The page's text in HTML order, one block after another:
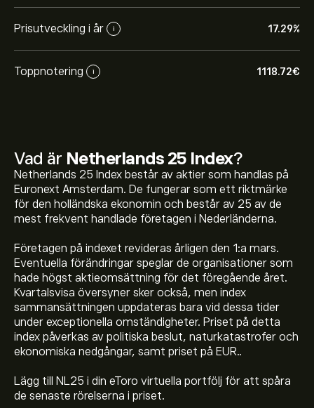
Prisutveckling i år i 17.29%
Toppnotering i 1118.72‎€‎
Vad är Netherlands 25 Index?
Netherlands 25 Index består av aktier som handlas på
Euronext Amsterdam. De fungerar som ett riktmärke
för den holländska ekonomin och består av 25 av de
mest frekvent handlade företagen i Nederländerna.
Företagen på indexet revideras årligen den 1:a mars.
Eventuella förändringar speglar de organisationer som
hade högst aktieomsättning för det föregående året.
Kvartalsvisa översyner sker också, men index
sammansättningen uppdateras bara vid dessa tider
under exceptionella omständigheter. Priset på detta
index påverkas av politiska beslut, naturkatastrofer och
ekonomiska nedgångar, samt priset på EUR..
Lägg till NL25 i din eToro virtuella portfölj för att spåra
de senaste rörelserna i priset.
Det aktuella priset på NL25 är 1,110.66‎€‎
Netherlands 25 Indexs toppnotering är 1,118.72‎€‎
och zooma ut för att se de historiska prisrörelserna för
Netherlands 25 Index. Priset på Netherlands 25 Index